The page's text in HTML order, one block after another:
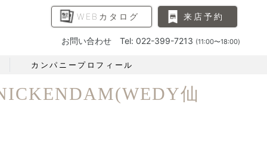
WEBカタログ 来店予約
お問い合わせ Tel: 022-399-7213 (11:00〜18:00)
カンパニープロフィール
仙